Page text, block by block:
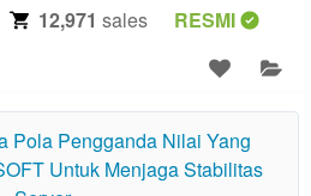
12,971 sales RESMI